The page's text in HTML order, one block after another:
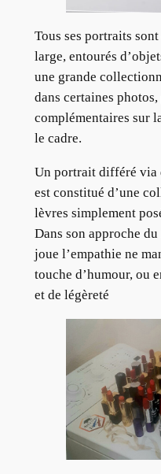
Tous ses portraits
large, entourés
une grande
dans certaines
complémentaires sur
le cadre.
Un portrait différé via
est constitué d’une
lèvres simplement
Dans son approche
joue l’empathie ne
touche d’humour, ou
et de légèreté